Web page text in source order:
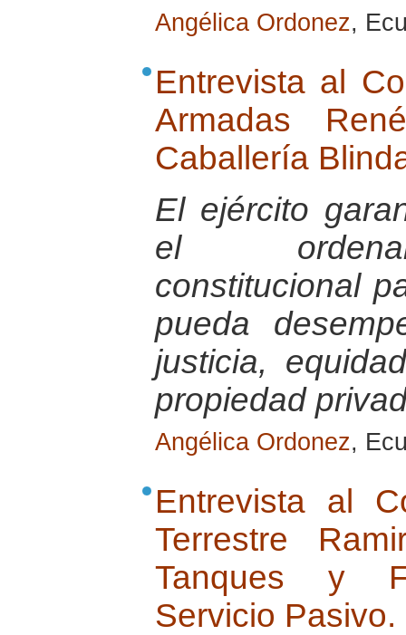
Angélica Ordonez,
Entrevista al
Armadas
Caballería
El ejército
el
constitucional
pueda
justicia,
propiedad
Angélica Ordonez,
Entrevista al
Terrestre
Tanques y
Servicio Pasivo.